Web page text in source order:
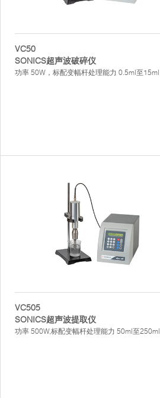
VC50
SONICS超声波破碎仪
功率 50W，标配变幅杆处理能力 0.5ml至15ml
VC505
SONICS超声波提取仪
功率 500W,标配变幅杆处理能力 50ml至250ml